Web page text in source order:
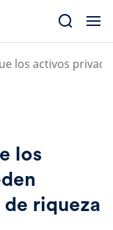
los activos
los
riqueza